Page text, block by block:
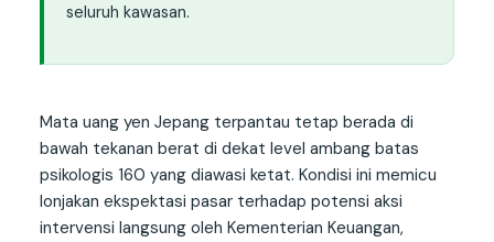
seluruh kawasan.
Mata uang yen Jepang terpantau tetap berada di
bawah tekanan berat di dekat level ambang batas
psikologis 160 yang diawasi ketat. Kondisi ini memicu
lonjakan ekspektasi pasar terhadap potensi aksi
intervensi langsung oleh Kementerian Keuangan,